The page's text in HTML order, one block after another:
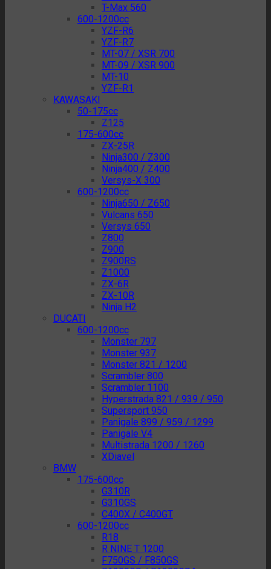
T-Max 560
600-1200cc
YZF-R6
YZF-R7
MT-07 / XSR 700
MT-09 / XSR 900
MT-10
YZF-R1
KAWASAKI
50-175cc
Z125
175-600cc
ZX-25R
Ninja300 / Z300
Ninja400 / Z400
Versys-X 300
600-1200cc
Ninja650 / Z650
Vulcans 650
Versys 650
Z800
Z900
Z900RS
Z1000
ZX-6R
ZX-10R
Ninja H2
DUCATI
600-1200cc
Monster 797
Monster 937
Monster 821 / 1200
Scrambler 800
Scrambler 1100
Hyperstrada 821 / 939 / 950
Supersport 950
Panigale 899 / 959 / 1299
Panigale V4
Multistrada 1200 / 1260
XDiavel
BMW
175-600cc
G310R
G310GS
C400X / C400GT
600-1200cc
R18
R NINE T 1200
F750GS / F850GS